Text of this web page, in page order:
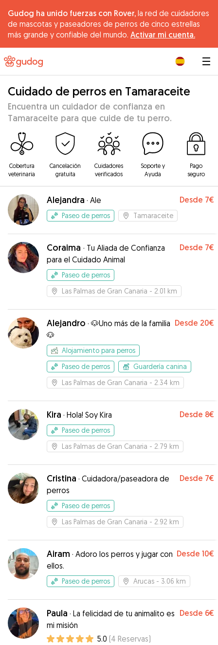
Gudog ha unido fuerzas con Rover, la red de cuidadores
de mascotas y paseadores de perros de cinco estrellas
más grande y confiable del mundo. Activar mi cuenta.
Cuidado de perros en Tamaraceite
Encuentra un cuidador de confianza en
Tamaraceite para que cuide de tu perro.
Cobertura
veterinaria
Cancelación
gratuita
Cuidadores
verificados
Soporte y
Ayuda
Pago
seguro
Alejandra · Ale Desde 7€
Paseo de perros Tamaraceite
Coraima · Tu Aliada de Confianza
para el Cuidado Animal
Desde 7€
Paseo de perros
Las Palmas de Gran Canaria - 2.01 km
Alejandro · 🐶Uno más de la familia
🐶
Desde 20€
Alojamiento para perros
Paseo de perros
Guardería canina
Las Palmas de Gran Canaria - 2.34 km
Kira · Hola! Soy Kira Desde 8€
Paseo de perros
Las Palmas de Gran Canaria - 2.79 km
Cristina · Cuidadora/paseadora de
perros
Desde 7€
Paseo de perros
Las Palmas de Gran Canaria - 2.92 km
Airam · Adoro los perros y jugar con
ellos.
Desde 10€
Paseo de perros Arucas - 3.06 km
Paula · La felicidad de tu animalito es
mi misión
Desde 6€
5.0 (4 Reservas)